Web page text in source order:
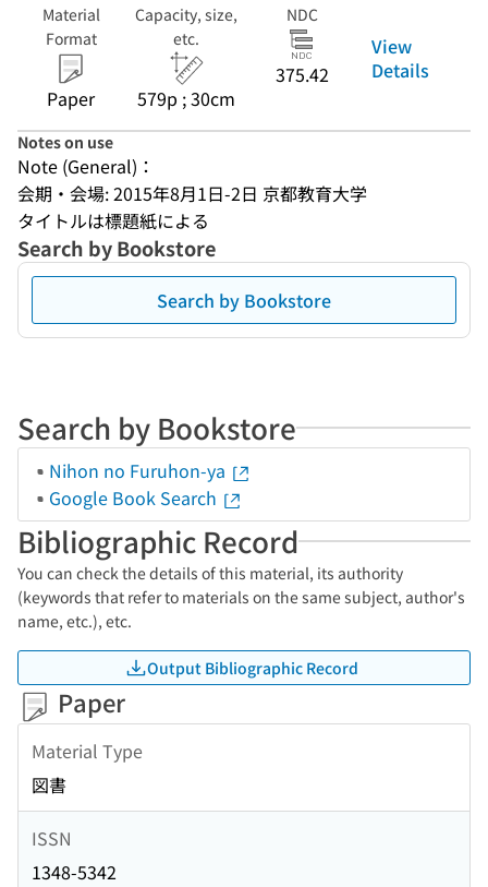
Material
Format
Paper
Capacity, size,
etc.
579p ; 30cm
NDC
375.42
View
Details
Notes on use
Note (General)：
会期・会場: 2015年8月1日-2日 京都教育大学
タイトルは標題紙による
Search by Bookstore
Search by Bookstore
Search by Bookstore
Nihon no Furuhon-ya
Google Book Search
Bibliographic Record
You can check the details of this material, its authority
(keywords that refer to materials on the same subject, author's
name, etc.), etc.
Output Bibliographic Record
Paper
Material Type
図書
ISSN
1348-5342